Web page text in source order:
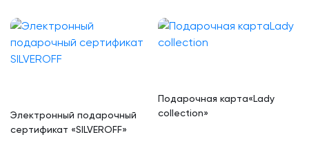
Электронный подарочный
сертификат «SILVEROFF»
Подарочная карта«Lady
collection»